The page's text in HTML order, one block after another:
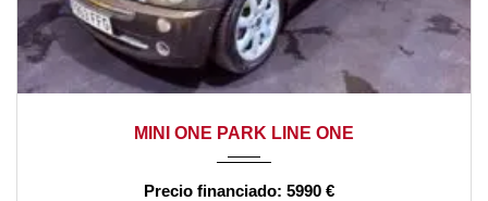
MINI ONE PARK LINE ONE
5990 €